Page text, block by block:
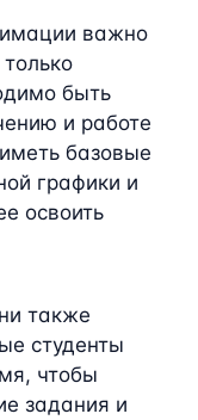
важно
быть
и работе
базовые
графики и
освоить
также
студенты
чтобы
задания и